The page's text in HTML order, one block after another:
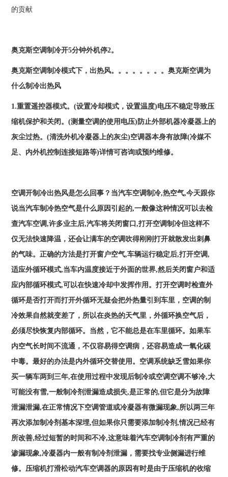
的贡献
奥克斯空调制冷开5分钟外机停2。
奥克斯空调制冷模式下，出热风。。。。。。。。奥克斯空调为
什么制冷出热风
1.重置遥控器模式。(设置冷却模式，设置温度)电压不稳定导致压
缩机保护和关闭。(测量空调的使用电压)防止外部机器冷凝器上的
灰尘过热。(清洗外机冷凝器上的灰尘)空调器本身有故障(冷媒不
足、内外机控制连接短路等)详情可咨询或预约维修。
空调开制冷出热风是怎么回事？ 当汽车空调制冷,热空气,今天跟你
说当汽车制冷热空气是什么原因引起的,一般像这种情况可以去检
查汽车空调,许多业主后,汽车将关闭窗口,打开空调制冷但这样不
仅无法快速降温，还会让满车的空调吹得刚刚打开就散发出刺鼻
的气味。正确的方法是打开窗户空气,车辆运行稳定后,打开空调,
适应外循环模式,当车内温度接近于外面的世界,然后关闭窗户和适
应内部循环模式,可以在快速冷却中发挥作用。打开空调时检查外
循环是否打开而打开外循环无疑会把外热量引到车里，空调的制
冷效果自然就变差了，所以在炎热的天气里，外循环换空气后，
必须尽快恢复内部循环。当然，它不能总是在车里循环。如果车
内空气长时间不流通，不仅容易得空调病，还容易造成一氧化碳
中毒。最好的办法是内外循环交替使用。空调系统缺乏雪如果你
买一辆车两到三年,在使用过程中发现后制冷或空调空调不够冷,大
可能没有雪,一般制冷剂泄漏造成损失,是正常的,但它是分为故障
泄漏泄漏,在正常情况下空调管道或冷凝器有微漏现象,所以两三年
再次添加制冷剂基本深埋,但如果你只需要添加制冷剂,情况已经有
所改善,经过短暂的时间和不冷,这意味着汽车空调制冷剂有严重的
渗漏现象,冷凝器内一般有制冷剂泄漏，需要找专业侧漏进行维
修。压缩机打滑松动汽车空调器的原因有时是由于压缩机的收缩